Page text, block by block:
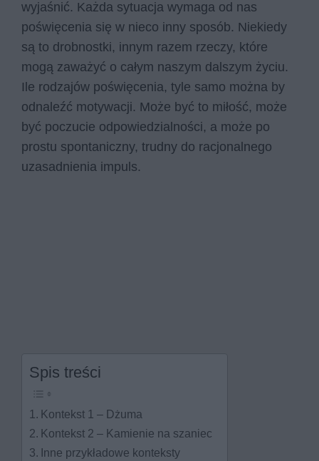
wyjaśnić. Każda sytuacja wymaga od nas
poświęcenia się w nieco inny sposób. Niekiedy
są to drobnostki, innym razem rzeczy, które
mogą zaważyć o całym naszym dalszym życiu.
Ile rodzajów poświęcenia, tyle samo można by
odnaleźć motywacji. Może być to miłość, może
być poczucie odpowiedzialności, a może po
prostu spontaniczny, trudny do racjonalnego
uzasadnienia impuls.
Spis treści
Kontekst 1 – Dżuma
Kontekst 2 – Kamienie na szaniec
Inne przykładowe konteksty